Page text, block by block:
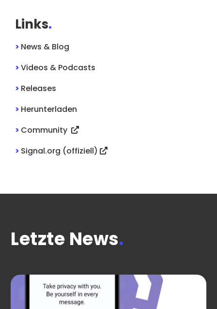
Links.
> News & Blog
>Videos & Podcasts
> Releases
> Herunterladen
> Community
> Signal.org (offiziell)
Letzte News.